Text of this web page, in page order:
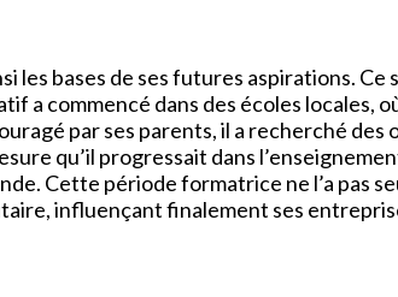
les bases de ses futures aspirations. Ce
a commencé dans des écoles locales,
par ses parents, il a recherché
qu’il progressait dans
Cette période formatrice ne l’a pas
influençant finalement ses